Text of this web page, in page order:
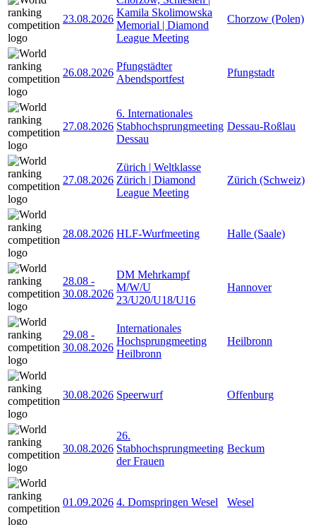
23.08.2026
Kamila Skolimowska
Memorial | Diamond
League Meeting
Chorzow (Polen)
26.08.2026
Pfungstädter
Abendsportfest
Pfungstadt
27.08.2026
6. Internationales
Stabhochsprungmeeting
Dessau
Dessau-Roßlau
27.08.2026
Zürich | Weltklasse
Zürich | Diamond
League Meeting
Zürich (Schweiz)
28.08.2026 HLF-Wurfmeeting Halle (Saale)
28.08 -
30.08.2026
DM Mehrkampf
M/W/U
23/U20/U18/U16
Hannover
29.08 -
30.08.2026
Internationales
Hochsprungmeeting
Heilbronn
Heilbronn
30.08.2026 Speerwurf Offenburg
30.08.2026
26.
Stabhochsprungmeeting
der Frauen
Beckum
01.09.2026 4. Domspringen Wesel Wesel